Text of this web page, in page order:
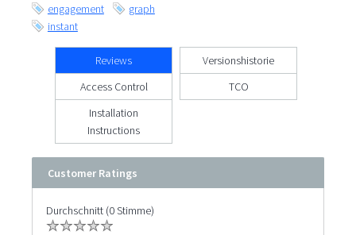
engagement
graph
instant
Reviews
Versionshistorie
Access Control
TCO
Installation
Instructions
Customer Ratings
Durchschnitt (0 Stimme)